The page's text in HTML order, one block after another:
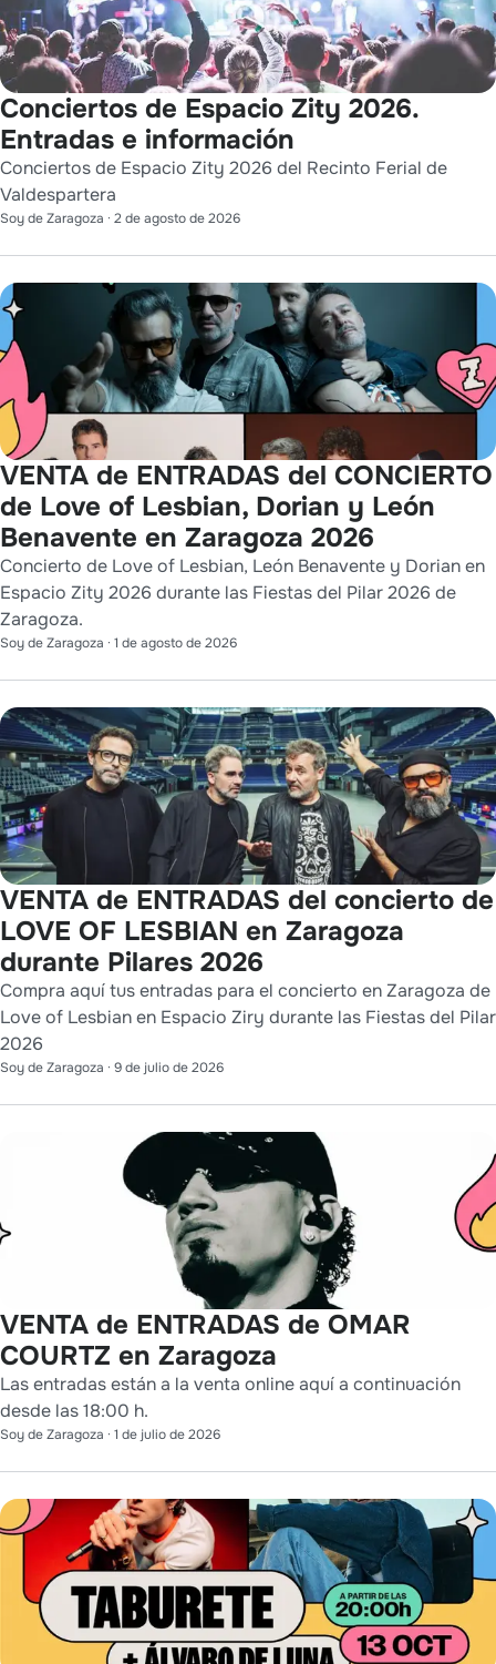
Conciertos de Espacio Zity 2026.
Entradas e información
Conciertos de Espacio Zity 2026 del Recinto Ferial de
Valdespartera
Soy de Zaragoza · 2 de agosto de 2026
VENTA de ENTRADAS del CONCIERTO
de Love of Lesbian, Dorian y León
Benavente en Zaragoza 2026
Concierto de Love of Lesbian, León Benavente y Dorian en
Espacio Zity 2026 durante las Fiestas del Pilar 2026 de
Zaragoza.
Soy de Zaragoza · 1 de agosto de 2026
VENTA de ENTRADAS del concierto de
LOVE OF LESBIAN en Zaragoza
durante Pilares 2026
Compra aquí tus entradas para el concierto en Zaragoza de
Love of Lesbian en Espacio Ziry durante las Fiestas del Pilar
2026
Soy de Zaragoza · 9 de julio de 2026
VENTA de ENTRADAS de OMAR
COURTZ en Zaragoza
Las entradas están a la venta online aquí a continuación
desde las 18:00 h.
Soy de Zaragoza · 1 de julio de 2026